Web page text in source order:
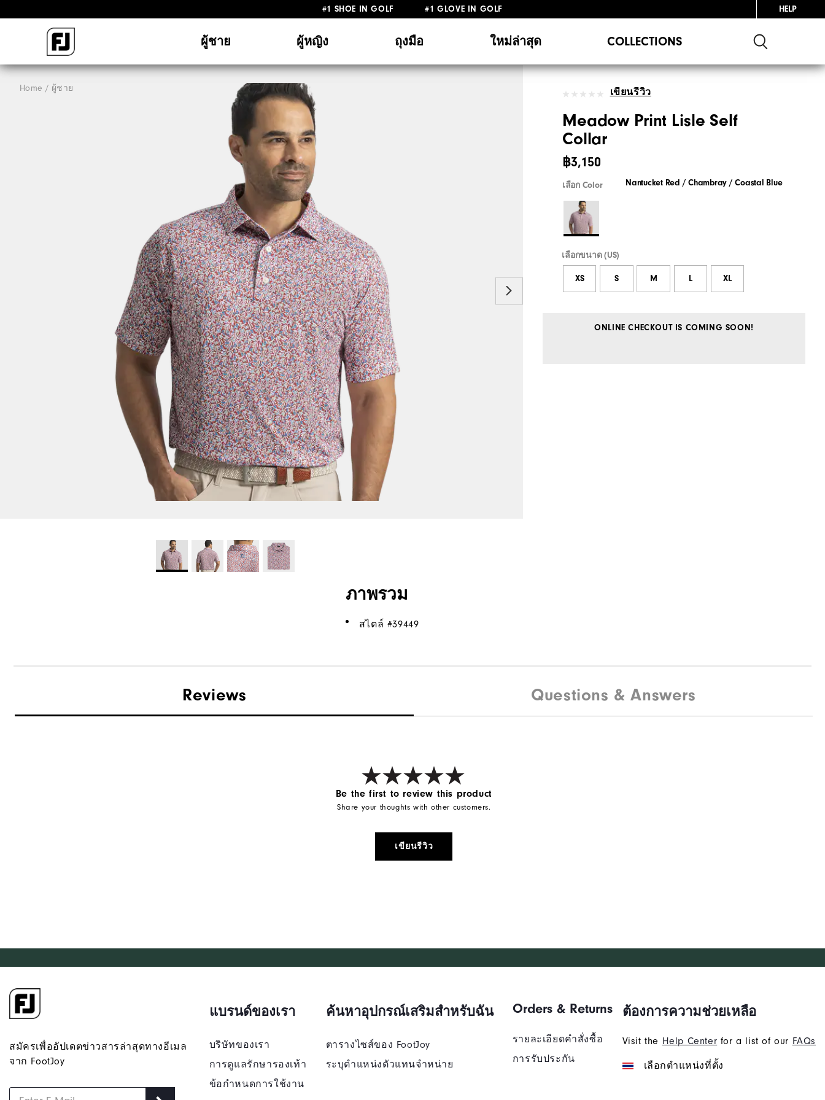
#1 SHOE IN GOLF #1 GLOVE IN GOLF HELP
ผู้ชาย ผู้หญิง ถุงมือ ใหม่ล่าสุด COLLECTIONS
Home ผู้ชาย เขียนรีวิว
Meadow Print Lisle Self
Collar
฿3,150
เลือก Color Nantucket Red / Chambray / Coastal Blue
เลือกขนาด (US)
XS S M L XL
ONLINE CHECKOUT IS COMING SOON!
ภาพรวม
สไตล์ #39449
Reviews Questions & Answers
Be the first to review this product
Share your thoughts with other customers.
เขียนรีวิว
สมัครเพื่ออัปเดตข่าวสารล่าสุดทางอีเมล
จาก FootJoy
แบรนด์ของเรา
บริษัทของเรา
การดูแลรักษารองเท้า
ข้อกำหนดการใช้งาน
ค้นหาอุปกรณ์เสริมสำหรับฉัน
ตารางไซส์ของ FootJoy
ระบุตําแหน่งตัวแทนจําหน่าย
Orders & Returns
รายละเอียดคำสั่งซื้อ
การรับประกัน
ต้องการความช่วยเหลือ
Visit the Help Center for a list of our FAQs
เลือกตำแหน่งที่ตั้ง